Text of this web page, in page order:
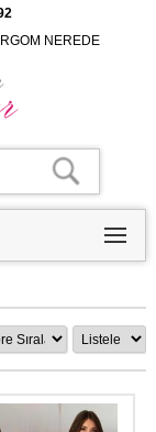
NEREDE